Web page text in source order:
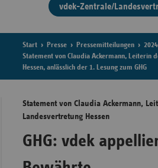
vdek-Zentrale/
Start Presse Pressemitteilungen
2024
Statement von Claudia Ackermann, Leiterin
Hessen, anlässlich der 1. Lesung zum GHG
Statement von Claudia Ackermann,
Landesvertretung Hessen
GHG: vdek